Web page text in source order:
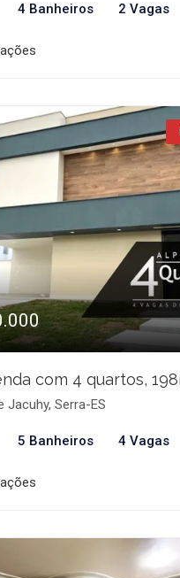
4 Banheiros 2 Vagas
com 4 quartos,
Jacuhy, Serra-ES
5 Banheiros 4 Vagas